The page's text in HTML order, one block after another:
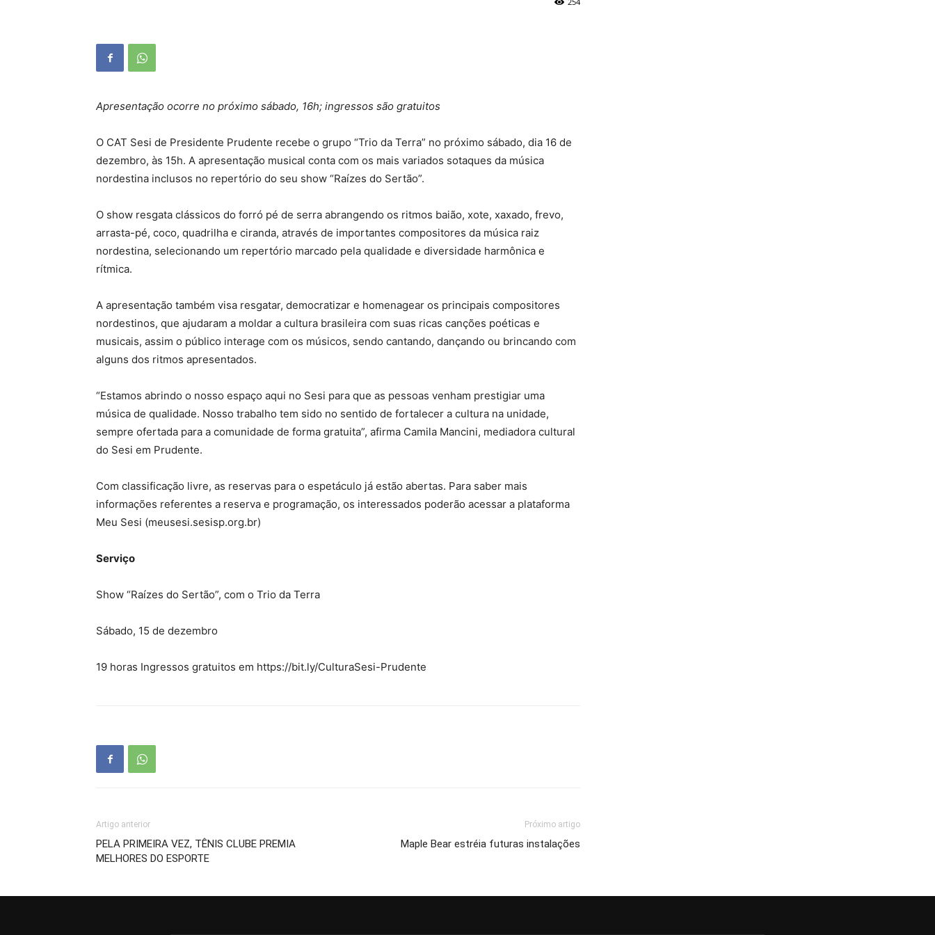
Apresentação ocorre no próximo sábado, 16h; ingressos são gratuitos
O CAT Sesi de Presidente Prudente recebe o grupo “Trio da Terra” no próximo sábado, dia 16 de
dezembro, às 15h. A apresentação musical conta com os mais variados sotaques da música
nordestina inclusos no repertório do seu show “Raízes do Sertão”.
O show resgata clássicos do forró pé de serra abrangendo os ritmos baião, xote, xaxado, frevo,
arrasta-pé, coco, quadrilha e ciranda, através de importantes compositores da música raiz
nordestina, selecionando um repertório marcado pela qualidade e diversidade harmônica e
rítmica.
A apresentação também visa resgatar, democratizar e homenagear os principais compositores
nordestinos, que ajudaram a moldar a cultura brasileira com suas ricas canções poéticas e
musicais, assim o público interage com os músicos, sendo cantando, dançando ou brincando com
alguns dos ritmos apresentados.
“Estamos abrindo o nosso espaço aqui no Sesi para que as pessoas venham prestigiar uma
música de qualidade. Nosso trabalho tem sido no sentido de fortalecer a cultura na unidade,
sempre ofertada para a comunidade de forma gratuita”, afirma Camila Mancini, mediadora cultural
do Sesi em Prudente.
Com classificação livre, as reservas para o espetáculo já estão abertas. Para saber mais
informações referentes a reserva e programação, os interessados poderão acessar a plataforma
Meu Sesi (meusesi.sesisp.org.br)
Serviço
Show “Raízes do Sertão”, com o Trio da Terra
Sábado, 15 de dezembro
19 horas Ingressos gratuitos em https://bit.ly/CulturaSesi-Prudente
Artigo anterior
PELA PRIMEIRA VEZ, TÊNIS CLUBE PREMIA
MELHORES DO ESPORTE
Próximo artigo
Maple Bear estréia futuras instalações